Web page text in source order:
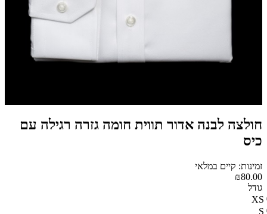
חולצה לבנה אדור תווית חומה גזרה רגילה עם
כיס
זמינות: קיים במלאי
₪80.00
גודל
XS
S